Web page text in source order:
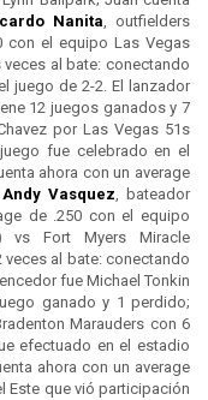
Nanita, outfielders
con el equipo Las Vegas
al bate: conectando
juego de 2-2. El lanzador
12 juegos ganados y 7
por Las Vegas 51s
fue celebrado en el
ahora con un average
Andy Vasquez, bateador
de .250 con el equipo
vs Fort Myers Miracle
al bate: conectando
fue Michael Tonkin
ganado y 1 perdido;
Marauders con 6
efectuado en el estadio
ahora con un average
Este que vió participación